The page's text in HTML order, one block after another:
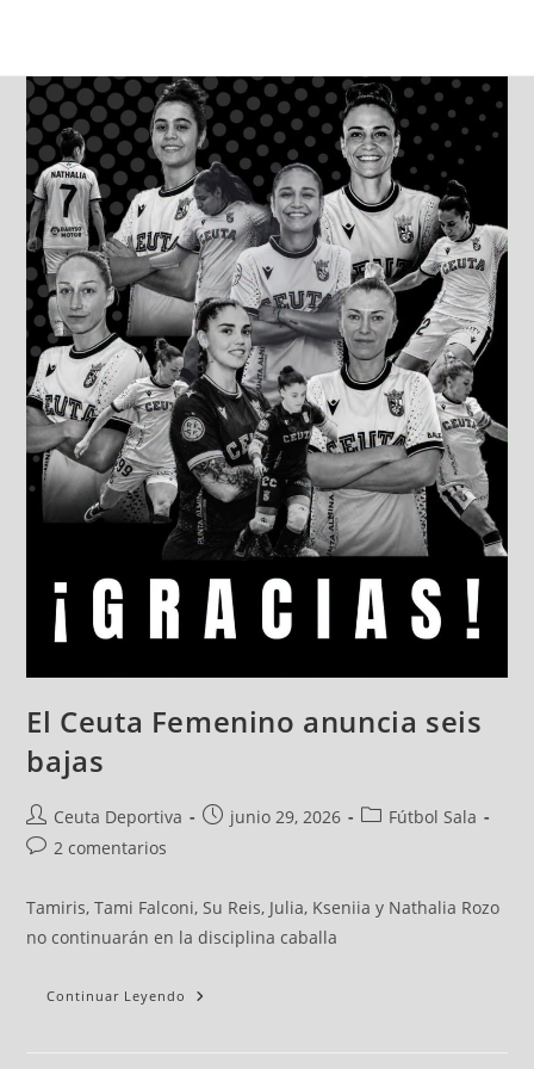
El Ceuta Femenino anuncia seis
bajas
Ceuta Deportiva junio 29, 2026
Fútbol Sala
2 comentarios
Tamiris, Tami Falconi, Su Reis, Julia, Kseniia y Nathalia Rozo
no continuarán en la disciplina caballa
Continuar Leyendo